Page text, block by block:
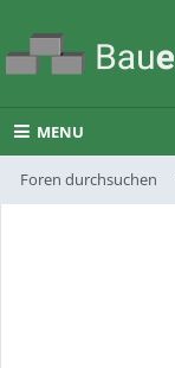
MENU
Foren durchsuchen